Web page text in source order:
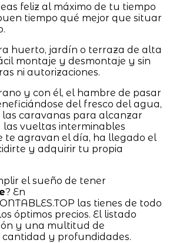
feliz al máximo de tu tiempo
tiempo qué mejor que situar
huerto, jardín o terraza de alta
montaje y desmontaje y sin
ni autorizaciones.
y con él, el hambre de pasar
del fresco del agua,
las caravanas para alcanzar
vueltas interminables
te agravan el día, ha llegado el
y adquirir tu propia
el sueño de tener
? En
las tienes de todo
óptimos precios. El listado
y una multitud de
y profundidades.